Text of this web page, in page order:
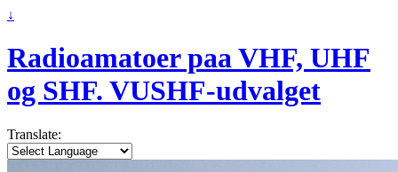
↓
Radioamatoer paa VHF, UHF
og SHF. VUSHF-udvalget
Translate: